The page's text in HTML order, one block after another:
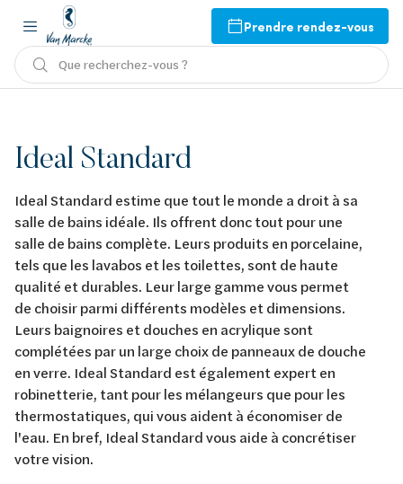
Prendre rendez-vous
Que recherchez-vous ?
Ideal Standard
Ideal Standard estime que tout le monde a droit à sa
salle de bains idéale. Ils offrent donc tout pour une
salle de bains complète. Leurs produits en porcelaine,
tels que les lavabos et les toilettes, sont de haute
qualité et durables. Leur large gamme vous permet
de choisir parmi différents modèles et dimensions.
Leurs baignoires et douches en acrylique sont
complétées par un large choix de panneaux de douche
en verre. Ideal Standard est également expert en
robinetterie, tant pour les mélangeurs que pour les
thermostatiques, qui vous aident à économiser de
l'eau. En bref, Ideal Standard vous aide à concrétiser
votre vision.